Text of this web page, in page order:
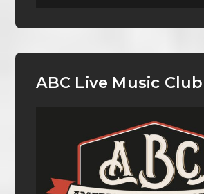
ABC Live Music Club